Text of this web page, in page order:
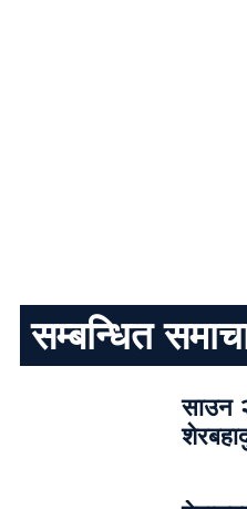
सम्बन्धित
साउन